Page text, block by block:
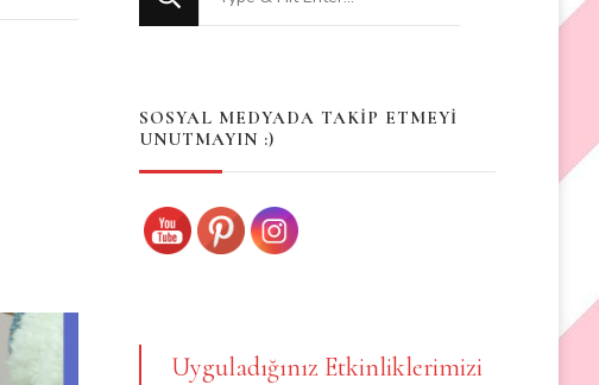
for
SOSYAL MEDYADA TAKİP ETMEYİ
UNUTMAYIN :)
Uyguladığınız Etkinliklerimizi